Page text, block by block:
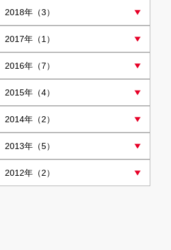
2018年（3）
2017年（1）
2016年（7）
2015年（4）
2014年（2）
2013年（5）
2012年（2）